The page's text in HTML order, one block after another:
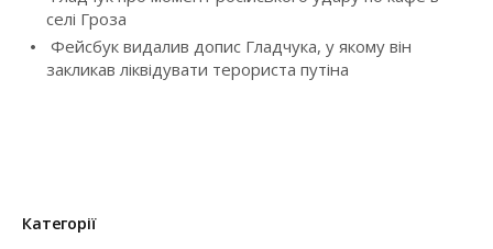
n селі Гроза
Фейсбук видалив допис Гладчука, у якому він
закликав ліквідувати терориста путіна
Категорії